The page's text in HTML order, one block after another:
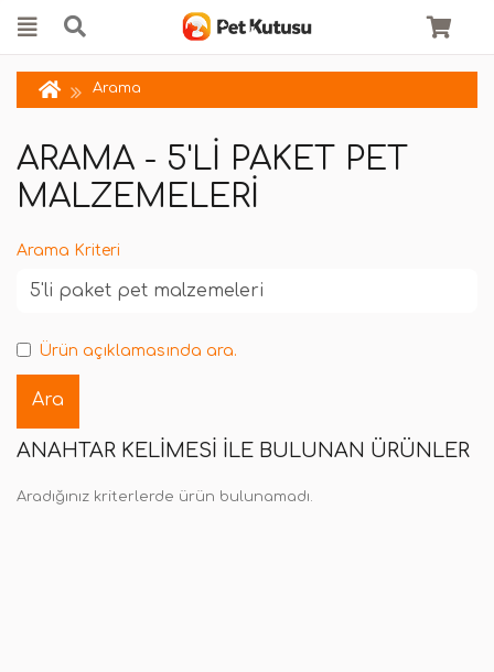
Arama
ARAMA - 5'LI PAKET PET
MALZEMELERI
Arama Kriteri
Ürün açıklamasında ara.
ANAHTAR KELIMESI ILE BULUNAN ÜRÜNLER
Aradığınız kriterlerde ürün bulunamadı.